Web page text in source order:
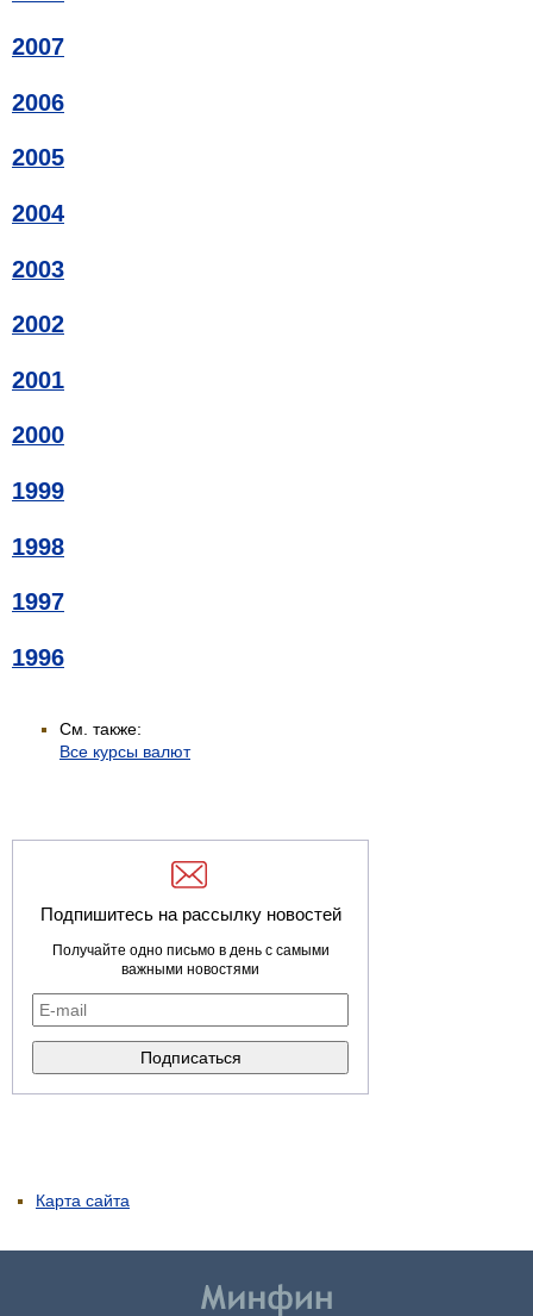
2007
2006
2005
2004
2003
2002
2001
2000
1999
1998
1997
1996
См. также:
Все курсы валют
Подпишитесь на рассылку новостей
Получайте одно письмо в день с самыми
важными новостями
Карта сайта